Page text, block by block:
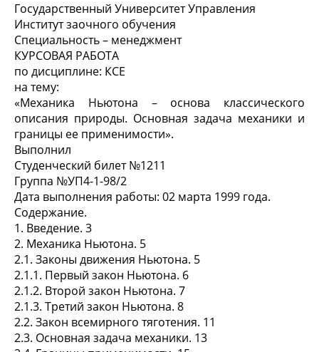
Государственный Университет Управления
Институт заочного обучения
Специальность – менеджмент
КУРСОВАЯ РАБОТА
по дисциплине: КСЕ
на тему:
«Механика Ньютона – основа классического
описания природы. Основная задача механики и
границы ее применимости».
Выполнил
Студенческий билет №1211
Группа №УП4-1-98/2
Дата выполнения работы: 02 марта 1999 года.
Содержание.
1. Введение. 3
2. Механика Ньютона. 5
2.1. Законы движения Ньютона. 5
2.1.1. Первый закон Ньютона. 6
2.1.2. Второй закон Ньютона. 7
2.1.3. Третий закон Ньютона. 8
2.2. Закон всемирного тяготения. 11
2.3. Основная задача механики. 13